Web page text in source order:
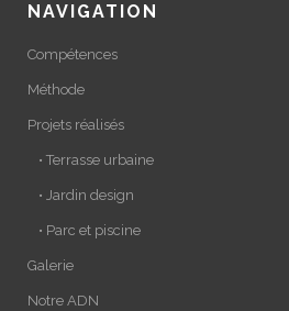
NAVIGATION
Compétences
Méthode
Projets réalisés
• Terrasse urbaine
• Jardin design
• Parc et piscine
Galerie
Notre ADN